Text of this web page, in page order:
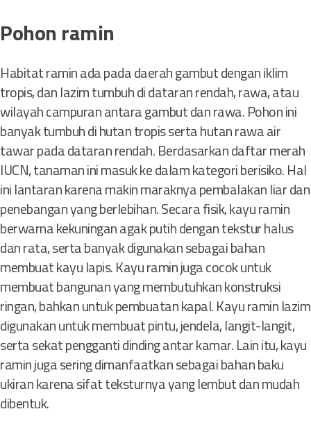
Pohon ramin
Habitat ramin ada pada daerah gambut dengan iklim
tropis, dan lazim tumbuh di dataran rendah, rawa, atau
wilayah campuran antara gambut dan rawa. Pohon ini
banyak tumbuh di hutan tropis serta hutan rawa air
tawar pada dataran rendah. Berdasarkan daftar merah
IUCN, tanaman ini masuk ke dalam kategori berisiko. Hal
ini lantaran karena makin maraknya pembalakan liar dan
penebangan yang berlebihan. Secara fisik, kayu ramin
berwarna kekuningan agak putih dengan tekstur halus
dan rata, serta banyak digunakan sebagai bahan
membuat kayu lapis. Kayu ramin juga cocok untuk
membuat bangunan yang membutuhkan konstruksi
ringan, bahkan untuk pembuatan kapal. Kayu ramin lazim
digunakan untuk membuat pintu, jendela, langit-langit,
serta sekat pengganti dinding antar kamar. Lain itu, kayu
ramin juga sering dimanfaatkan sebagai bahan baku
ukiran karena sifat teksturnya yang lembut dan mudah
dibentuk.